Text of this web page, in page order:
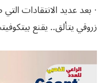
· بعد عديد الانتقادات
زروقي يتألق.. يقنع